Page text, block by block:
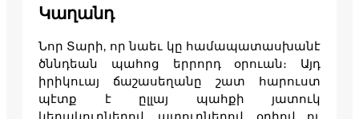
Կաղանդ
Նոր Տարի, որ նաեւ կը համապատասխանէ
ծննդեան պահոց երրորդ օրուան։ Այդ
իրիկուայ ճաշասեղանը շատ հարուստ
պէտք է ըլլայ պահքի յատուկ
կերակուրներով, պտուղներով, օղիով ու